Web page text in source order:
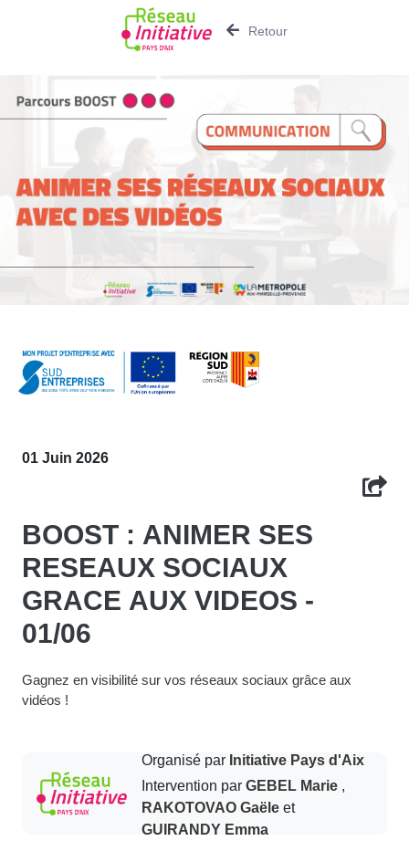
Retour
01 Juin 2026
BOOST : ANIMER SES
RESEAUX SOCIAUX
GRACE AUX VIDEOS -
01/06
Gagnez en visibilité sur vos réseaux sociaux grâce aux
vidéos !
Organisé parInitiative Pays d'Aix
Intervention parGEBEL Marie,
RAKOTOVAO Gaëleet
GUIRANDY Emma